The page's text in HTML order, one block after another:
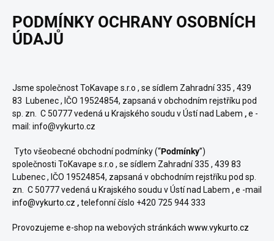
PODMÍNKY OCHRANY OSOBNÍCH
ÚDAJŮ
Jsme společnostToKavape s.r.o , se sídlem Zahradní 335 , 439
83 Lubenec , IČO 19524854, zapsaná v obchodním rejstříku pod
sp. zn. C 50777 vedená u Krajského soudu v Ústí nad Labem ,e -
mail: info@vykurto.cz
Tyto všeobecné obchodní podmínky (“Podmínky”)
společnosti ToKavape s.r.o , se sídlem Zahradní 335 , 439 83
Lubenec , IČO 19524854, zapsaná v obchodním rejstříku pod sp.
zn. C 50777 vedená u Krajského soudu v Ústí nad Labem ,e -mail
info@vykurto.cz ,telefonní číslo +420 725 944 333
Provozujeme e-shop na webových stránkách www.vykurto.cz